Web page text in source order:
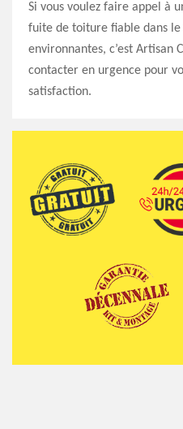
Si vous voulez faire appel à
fuite de toiture fiable dans le
environnantes, c’est Artisan
contacter en urgence pour
satisfaction.